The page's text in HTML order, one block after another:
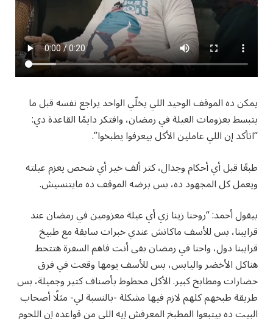
يمكن ده الموقف الوحيد اللي يخلّي الواحد يراجع نفسه قبل ما
يتبسط بعزومات العيلة في رمضان، وافتكر دايمًا القاعدة دي:
“اتأكد إن اللي عاملين الأكل بيعرفوا يطبخوا”.
طبعًا قبل أي أحكام وجدال، كتر ألف خير أي شخص يعزم عيلته
ويعمل كل المجهود ده، بس برضه الموقف ده مايتنسيش.
بيقول أحمد: “روحنا زينا زي أي عيلة معزومين في رمضان عند
قرايبنا، بس للأسف ماكانش عندي خبرات سابقة مع طبيخ
قرايبنا دول، واحنا في رمضان بقى أنت فاهم السفرة هتتحط
هناكل الأخضر واليابس، بس للأسف يومها وقعت في فرق
حضارات ومطابخ كبير. الأكل محطوط بأصناف كتير وجميلة، بس
طريقة طبخهم كلهم لازم فيها مشكلة -بالنسبة لي- مثلًا أصحاب
البيت ده بيتبعوا المطبخ المعرفش إيه اللي من قواعده إن اللحوم